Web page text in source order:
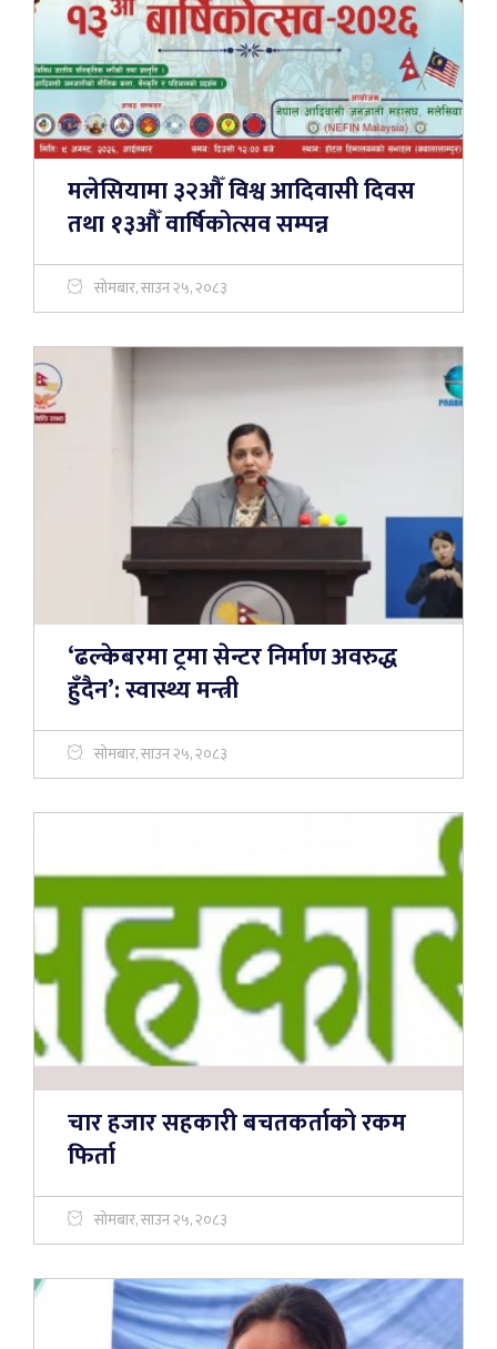
मलेसियामा ३२औँ विश्व आदिवासी दिवस
तथा १३औँ वार्षिकोत्सव सम्पन्न
सोमबार, साउन २५, २०८३
‘ढल्केबरमा ट्रमा सेन्टर निर्माण अवरुद्ध
हुँदैन’: स्वास्थ्य मन्त्री
सोमबार, साउन २५, २०८३
चार हजार सहकारी बचतकर्ताको रकम
फिर्ता
सोमबार, साउन २५, २०८३